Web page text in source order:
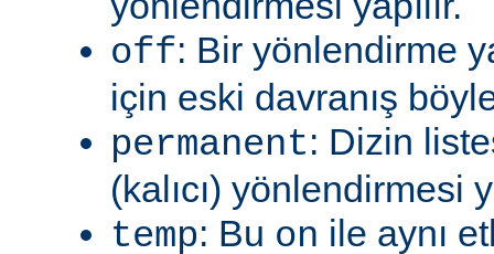
off: Bir yönlendirme
için eski davranış
permanent: Dizin
(kalıcı) yönlendirmesi
temp: Bu on ile aynı